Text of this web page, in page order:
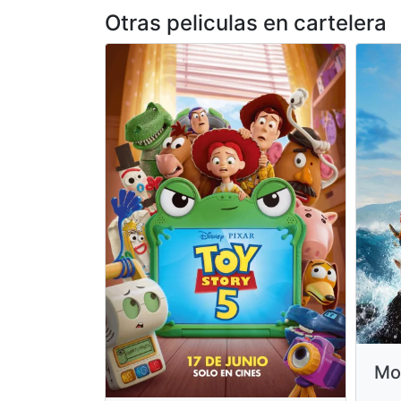
Otras peliculas en cartelera